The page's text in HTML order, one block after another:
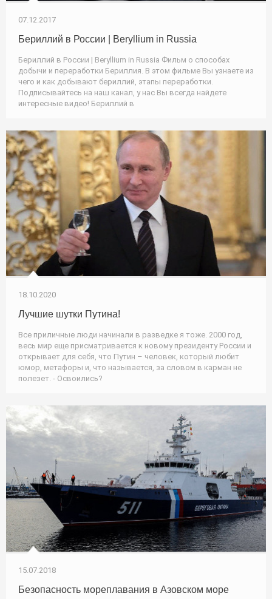
07.12.2017
Бериллий в России | Beryllium in Russia
Бериллий в России | Beryllium in Russia Фильм о способах
добычи и переработки Бериллия. В этом фильме Вы узнаете из
чего и как добывают бериллий, этапы переработки.
Подписывайтесь на наш канал, у нас Вы всегда найдете
интересные видео! Бериллий в
18.10.2020
Лучшие шутки Путина!
Все приличные люди начинали в разведке я тоже. 2000 год,
весь мир еще присматривается к новому президенту России и
открывает для себя, что Путин – человек, который любит
юмор, метафоры и, что называется, за словом в карман не
полезет. - Освоились?
15.07.2018
Безопасность мореплавания в Азовском море